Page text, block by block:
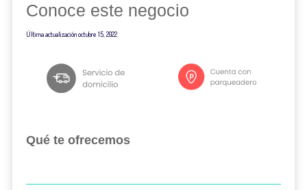
Conoce este negocio
Última actualizaciónoctubre 15, 2022
Qué te ofrecemos